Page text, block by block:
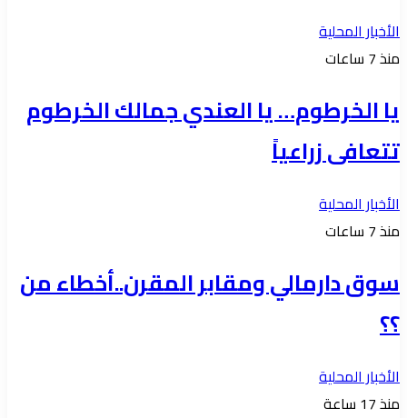
الأخبار المحلية
منذ 7 ساعات
يا الخرطوم… يا العندي جمالك الخرطوم
تتعافى زراعياً
الأخبار المحلية
منذ 7 ساعات
سوق دارمالي ومقابر المقرن..أخطاء من
؟؟
الأخبار المحلية
منذ 17 ساعة